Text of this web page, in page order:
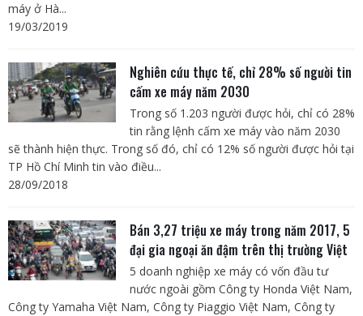
máy ở Hà...
19/03/2019
Nghiên cứu thực tế, chỉ 28% số người tin
cấm xe máy năm 2030
Trong số 1.203 người được hỏi, chỉ có 28%
tin rằng lệnh cấm xe máy vào năm 2030
sẽ thành hiện thực. Trong số đó, chỉ có 12% số người được hỏi tại
TP Hồ Chí Minh tin vào điều...
28/09/2018
Bán 3,27 triệu xe máy trong năm 2017, 5
đại gia ngoại ăn đậm trên thị trường Việt
5 doanh nghiệp xe máy có vốn đầu tư
nước ngoài gồm Công ty Honda Việt Nam,
Công ty Yamaha Việt Nam, Công ty Piaggio Việt Nam, Công ty